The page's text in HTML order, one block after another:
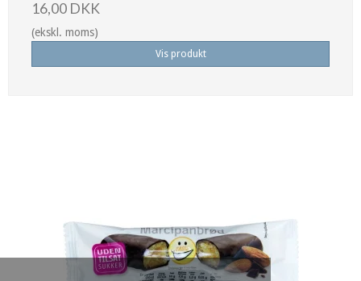
16,00 DKK
(ekskl. moms)
Vis produkt